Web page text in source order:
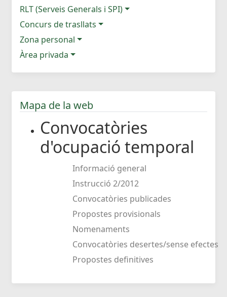
RLT (Serveis Generals i SPI)
Concurs de trasllats
Zona personal
Àrea privada
Mapa de la web
Convocatòries
d'ocupació temporal
Informació general
Instrucció 2/2012
Convocatòries publicades
Propostes provisionals
Nomenaments
Convocatòries desertes/sense efectes
Propostes definitives